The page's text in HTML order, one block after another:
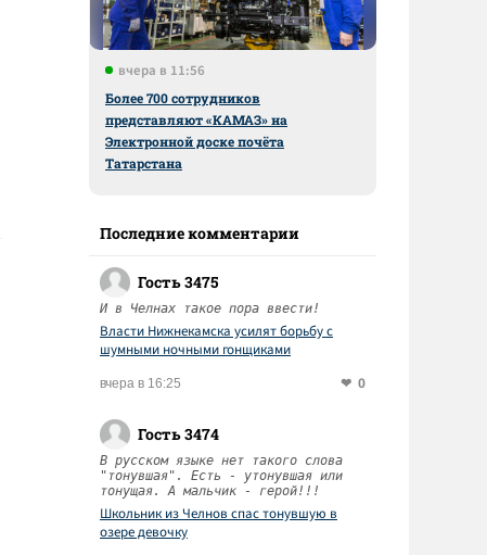
вчера в 11:56
Более 700 сотрудников
представляют «КАМАЗ» на
Электронной доске почёта
Татарстана
Последние комментарии
Гость 3475
И в Челнах такое пора ввести!
Власти Нижнекамска усилят борьбу с
шумными ночными гонщиками
вчера в 16:25 0
Гость 3474
В русском языке нет такого слова
"тонувшая". Есть - утонувшая или
тонущая. А мальчик - герой!!!
Школьник из Челнов спас тонувшую в
озере девочку